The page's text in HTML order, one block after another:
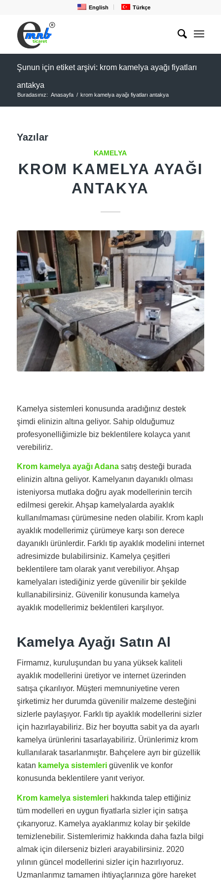
English Türkçe
Şunun için etiket arşivi: krom kamelya ayağı fiyatları
antakya
Buradasınız: Anasayfa / krom kamelya ayağı fiyatları antakya
Yazılar
KAMELYA
KROM KAMELYA AYAĞI
ANTAKYA
Kamelya sistemleri konusunda aradığınız destek
şimdi elinizin altına geliyor. Sahip olduğumuz
profesyonelliğimizle biz beklentilere kolayca yanıt
verebiliriz.
Krom kamelya ayağı Adana satış desteği burada
elinizin altına geliyor. Kamelyanın dayanıklı olması
isteniyorsa mutlaka doğru ayak modellerinin tercih
edilmesi gerekir. Ahşap kamelyalarda ayaklık
kullanılmaması çürümesine neden olabilir. Krom kaplı
ayaklık modellerimiz çürümeye karşı son derece
dayanıklı ürünlerdir. Farklı tip ayaklık modelini internet
adresimizde bulabilirsiniz. Kamelya çeşitleri
beklentilere tam olarak yanıt verebiliyor. Ahşap
kamelyaları istediğiniz yerde güvenilir bir şekilde
kullanabilirsiniz. Güvenilir konusunda kamelya
ayaklık modellerimiz beklentileri karşılıyor.
Kamelya Ayağı Satın Al
Firmamız, kuruluşundan bu yana yüksek kaliteli
ayaklık modellerini üretiyor ve internet üzerinden
satışa çıkarılıyor. Müşteri memnuniyetine veren
şirketimiz her durumda güvenilir malzeme desteğini
sizlerle paylaşıyor. Farklı tip ayaklık modellerini sizler
için hazırlayabiliriz. Biz her boyutta sabit ya da ayarlı
kamelya ürünlerini tasarlayabiliriz. Ürünlerimiz krom
kullanılarak tasarlanmıştır. Bahçelere ayrı bir güzellik
katan kamelya sistemlerigüvenlik ve konfor
konusunda beklentilere yanıt veriyor.
Krom kamelya sistemleri hakkında talep ettiğiniz
tüm modelleri en uygun fiyatlarla sizler için satışa
çıkarıyoruz. Kamelya ayaklarımız kolay bir şekilde
temizlenebilir. Sistemlerimiz hakkında daha fazla bilgi
almak için dilerseniz bizleri arayabilirsiniz. 2020
yılının güncel modellerini sizler için hazırlıyoruz.
Uzmanlarımız tamamen ihtiyaçlarınıza göre hareket